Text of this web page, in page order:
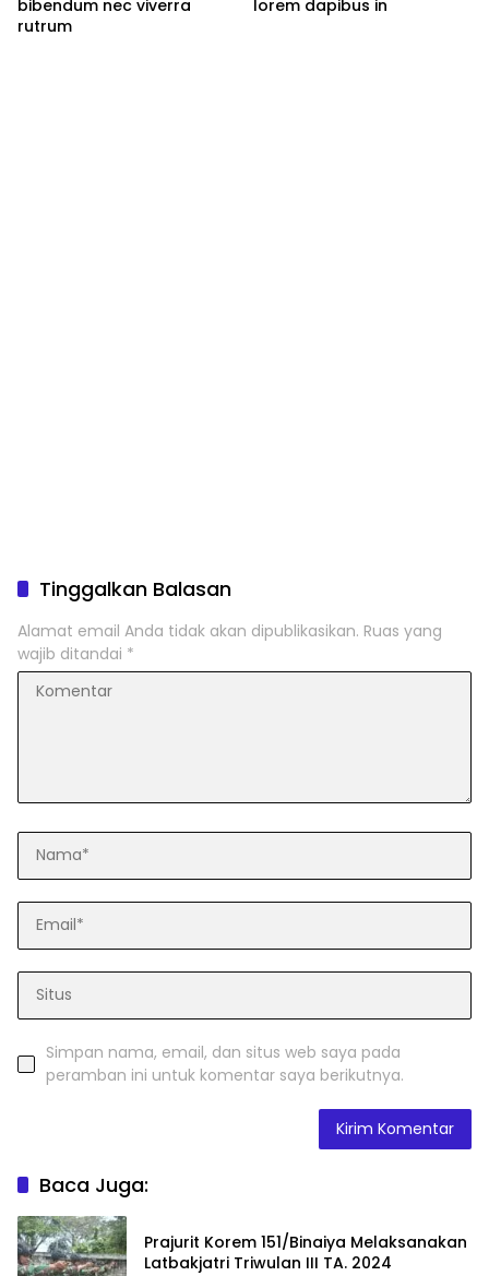
bibendum nec viverra
rutrum
lorem dapibus in
Tinggalkan Balasan
Alamat email Anda tidak akan dipublikasikan. Ruas yang
wajib ditandai *
Simpan nama, email, dan situs web saya pada
peramban ini untuk komentar saya berikutnya.
Baca Juga:
Prajurit Korem 151/Binaiya Melaksanakan
Latbakjatri Triwulan III TA. 2024